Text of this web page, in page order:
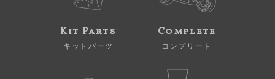
Kit Parts
キットパーツ
Complete
コンプリート